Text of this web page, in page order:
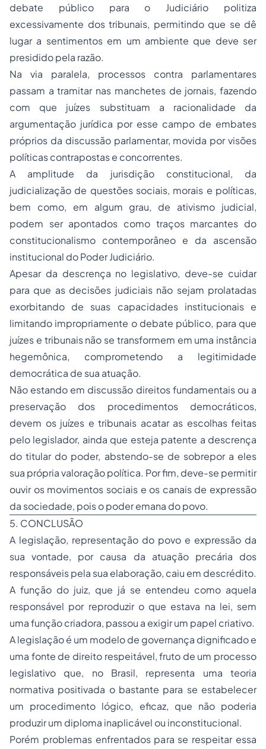
debate público para o Judiciário politiza
excessivamente dos tribunais, permitindo que se dê
lugar a sentimentos em um ambiente que deve ser
presidido pela razão.
Na via paralela, processos contra parlamentares
passam a tramitar nas manchetes de jornais, fazendo
com que juízes substituam a racionalidade da
argumentação jurídica por esse campo de embates
próprios da discussão parlamentar, movida por visões
políticas contrapostas e concorrentes.
A amplitude da jurisdição constitucional, da
judicialização de questões sociais, morais e políticas,
bem como, em algum grau, de ativismo judicial,
podem ser apontados como traços marcantes do
constitucionalismo contemporâneo e da ascensão
institucional do Poder Judiciário.
Apesar da descrença no legislativo, deve-se cuidar
para que as decisões judiciais não sejam prolatadas
exorbitando de suas capacidades institucionais e
limitando impropriamente o debate público, para que
juízes e tribunais não se transformem em uma instância
hegemônica, comprometendo a legitimidade
democrática de sua atuação.
Não estando em discussão direitos fundamentais ou a
preservação dos procedimentos democráticos,
devem os juízes e tribunais acatar as escolhas feitas
pelo legislador, ainda que esteja patente a descrença
do titular do poder, abstendo-se de sobrepor a eles
sua própria valoração política. Por fim, deve-se permitir
ouvir os movimentos sociais e os canais de expressão
da sociedade, pois o poder emana do povo.
5. CONCLUSÃO
A legislação, representação do povo e expressão da
sua vontade, por causa da atuação precária dos
responsáveis pela sua elaboração, caiu em descrédito.
A função do juiz, que já se entendeu como aquela
responsável por reproduzir o que estava na lei, sem
uma função criadora, passou a exigir um papel criativo.
A legislação é um modelo de governança dignificado e
uma fonte de direito respeitável, fruto de um processo
legislativo que, no Brasil, representa uma teoria
normativa positivada o bastante para se estabelecer
um procedimento lógico, eficaz, que não poderia
produzir um diploma inaplicável ou inconstitucional.
Porém problemas enfrentados para se respeitar essa